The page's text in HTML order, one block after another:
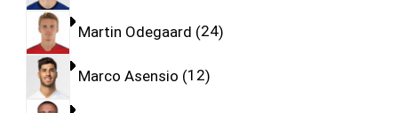
Martin Odegaard 24
Marco Asensio 12